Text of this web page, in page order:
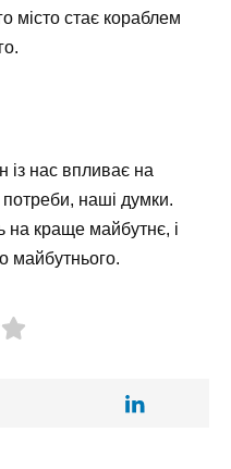
місто стає кораблем
із нас впливає на
наші думки.
на краще майбутнє, і
майбутнього.